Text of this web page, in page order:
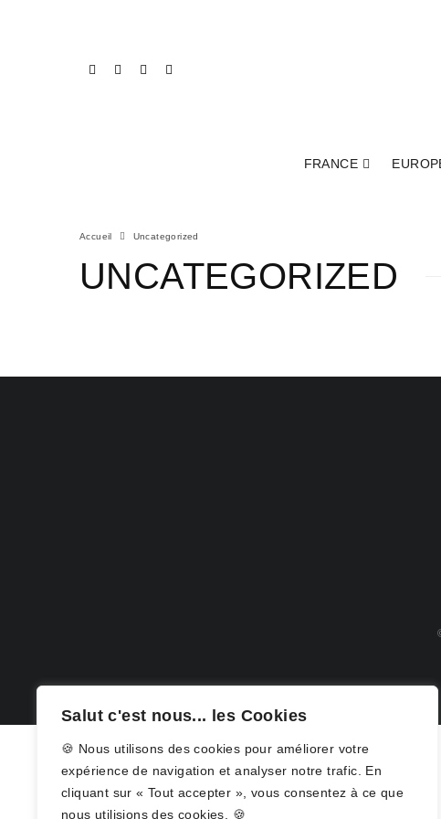
Salut c'est nous... les Cookies
🍪 Nous utilisons des cookies pour améliorer votre
expérience de navigation et analyser notre trafic. En
cliquant sur « Tout accepter », vous consentez à ce que
nous utilisions des cookies. 🍪
FRANCE
Accueil Uncategorized
UNCATEGORIZED